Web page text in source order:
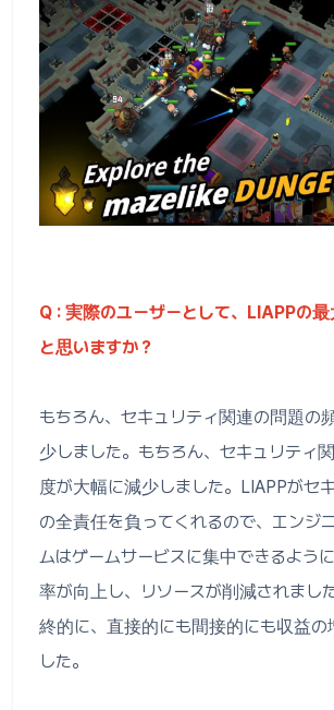
Q : 実際のユーザーとして、LIAPPの
と思いますか？
もちろん、セキュリティ関連の問題の
少しました。もちろん、セキュリティ
度が大幅に減少しました。LIAPPがセ
の全責任を負ってくれるので、エンジ
ムはゲームサービスに集中できるよう
率が向上し、リソースが削減されまし
終的に、直接的にも間接的にも収益の
した。